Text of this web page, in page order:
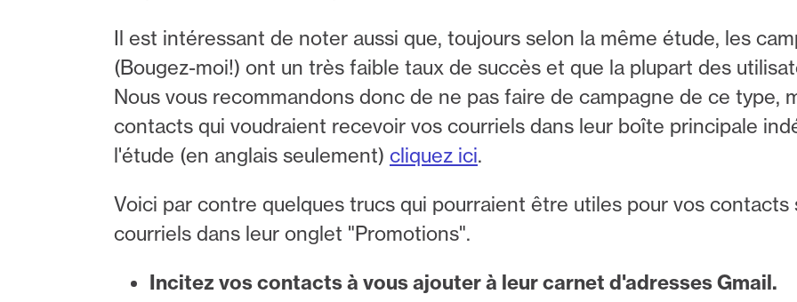
Il est intéressant de noter aussi que, toujours selon la même étude, les
(Bougez-moi!) ont un très faible taux de succès et que la plupart des
Nous vous recommandons donc de ne pas faire de campagne de ce type,
contacts qui voudraient recevoir vos courriels dans leur boîte principale
l'étude (en anglais seulement) cliquez ici.
Voici par contre quelques trucs qui pourraient être utiles pour vos
courriels dans leur onglet "Promotions".
Incitez vos contacts à vous ajouter à leur carnet d'adresses Gmail.